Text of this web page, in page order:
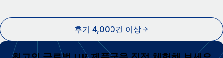
후기 4,000건 이상